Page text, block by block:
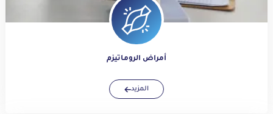
أمراض الروماتيزم
المزيد